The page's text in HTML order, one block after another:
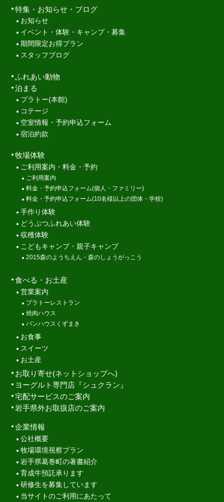
特集・お知らせ・ブログ
お知らせ
イベント・体験・キャンプ・募集
期間限定お得プラン
スタッフブログ
ふれあい動物
泊まる
プラトー(本館)
コテージ
空室情報・予約申込フォーム
宿泊約款
牧場体験
ご利用案内・料金・予約
ご利用案内
料金・予約申込フォーム(個人・ファミリー)
料金・予約申込フォーム(10名様以上の団体・学校)
手作り体験
どうぶつふれあい体験
収穫体験
こどもキャンプ・親子キャンプ
2015森のようちえん・森のしょうがっこう
食べる・お土産
営業案内
プラトーレストラン
焼肉ハウス
パンハウスくずまき
お食事
スイーツ
お土産
お取り寄せ(ネットショップへ)
ヨーグルト専門店『シュクラン』
宅配サービスのご案内
岩手県外お取扱店のご案内
企業情報
公社概要
牧場環境視察プラン
岩手県葛巻町の著書紹介
育成牛預託承ります
研修生を募集しています
当サイトのご利用にあたって